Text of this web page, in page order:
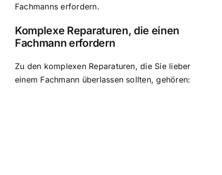
Fachmanns erfordern.
Komplexe Reparaturen, die einen
Fachmann erfordern
Zu den komplexen Reparaturen, die Sie lieber
einem Fachmann überlassen sollten, gehören: